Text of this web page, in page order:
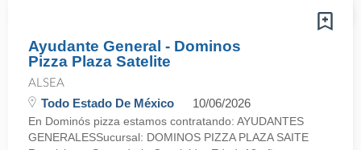
Ayudante General - Dominos
Pizza Plaza Satelite
ALSEA
Todo Estado De México 10/06/2026
En Dominós pizza estamos contratando: AYUDANTES
GENERALESSucursal: DOMINOS PIZZA PLAZA SAITE